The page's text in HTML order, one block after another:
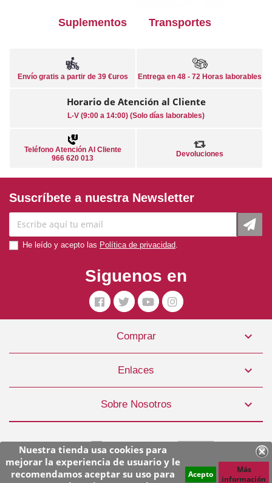
Nuestra tienda usa cookies para
mejorar la experiencia de usuario y le
recomendamos aceptar su uso para
Acepto
Más
información
Suplementos Transportes
Envío gratis a partir de 39 €uros Entrega en 48 - 72 Horas laborables
Horario de Atención al Cliente
L-V (9:00 a 14:00) (Solo días laborables)
Teléfono Atención Al Cliente
966 620 013
Devoluciones
Suscríbete a nuestra Newsletter
He leído y acepto las Política de privacidad
Siguenos en
Comprar 
Enlaces 
Sobre Nosotros 